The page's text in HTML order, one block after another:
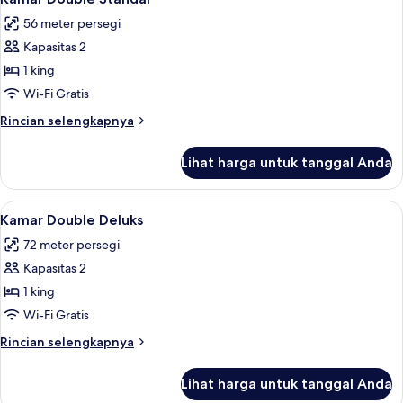
semua
foto
untuk
Kamar
Double
Standar
56 meter persegi
Kapasitas 2
1 king
Wi-Fi Gratis
Rincian selengkapnya
Rincian
Kamar
Double
Standar
Lihat harga untuk tanggal Anda
Lihat
semua
foto
untuk
Kamar
Double
Deluks
Kamar Double Deluks | Minibar,
9
Kamar Double Deluks
72 meter persegi
Kapasitas 2
1 king
Wi-Fi Gratis
Rincian selengkapnya
Rincian
Lihat harga untuk tanggal Anda